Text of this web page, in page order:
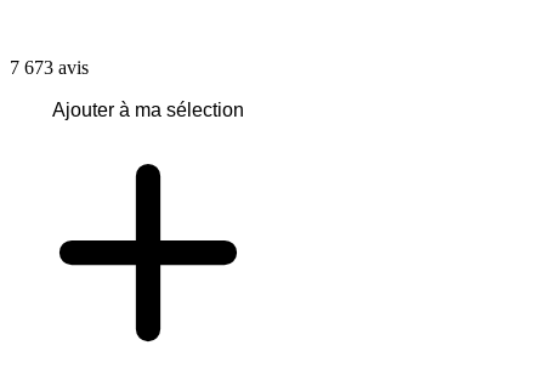
7 673 avis
Ajouter à ma sélection